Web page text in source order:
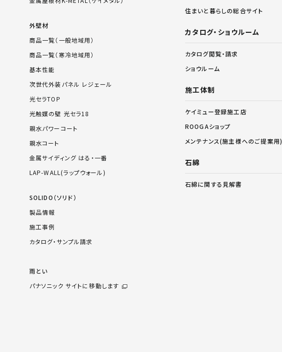
外壁材
商品一覧（一般地域用）
商品一覧（寒冷地域用）
基本性能
次世代外装パネル レジェール
光セラTOP
光触媒の壁 光セラ18
親水パワーコート
親水コート
金属サイディング はる・一番
LAP-WALL(ラップウォール)
SOLIDO（ソリド）
製品情報
施工事例
カタログ・サンプル請求
雨とい
パナソニック サイトに移動します
住まいと暮らしの総合サイト
カタログ・ショウルーム
カタログ閲覧・請求
ショウルーム
施工体制
ケイミュー登録施工店
ROOGAショップ
メンテナンス(施主様へのご提案用)
石綿
石綿に関する見解書